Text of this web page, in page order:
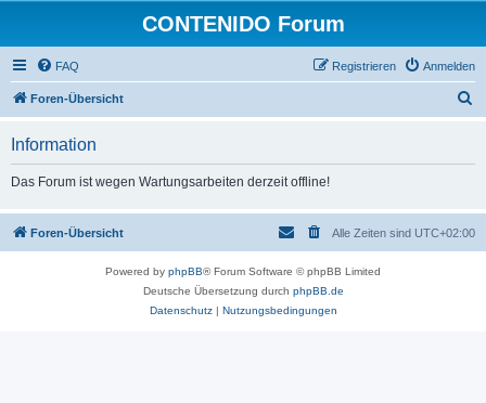
CONTENIDO Forum
FAQ Anmelden
Registrieren
Foren-Übersicht
Information
Das Forum ist wegen Wartungsarbeiten derzeit offline!
Foren-Übersicht Alle Zeiten sind UTC+02:00
Powered by phpBB® Forum Software © phpBB Limited
Deutsche Übersetzung durch phpBB.de
Datenschutz| Nutzungsbedingungen